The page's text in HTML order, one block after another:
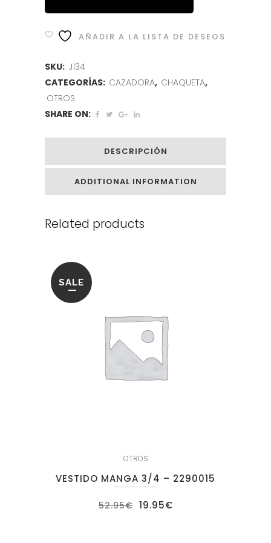
AÑADIR A LA LISTA DE DESEOS
SKU: J134
CATEGORÍAS: CAZADORA, CHAQUETA,
OTROS
SHARE ON:
DESCRIPCIÓN
ADDITIONAL INFORMATION
Related products
SALE
OTROS
VESTIDO MANGA 3/4 – 2290015
52.95€ El
precio
19.95€El